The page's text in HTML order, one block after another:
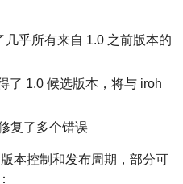
乎所有来自 1.0 之前版本的
了 1.0 候选版本，将与 iroh
复了多个错误
本控制和发布周期，部分可